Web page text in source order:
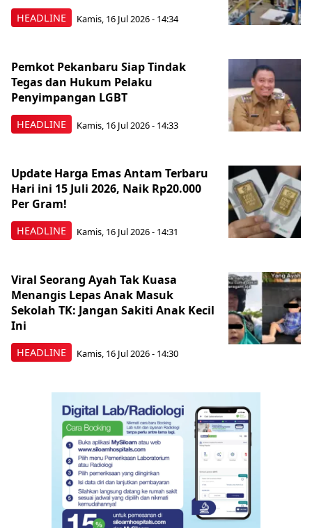
HEADLINE Kamis, 16 Jul 2026 - 14:34
HEADLINE
Pemkot Pekanbaru Siap Tindak
Tegas dan Hukum Pelaku
Penyimpangan LGBT
Kamis, 16 Jul 2026 - 14:33
HEADLINE
Update Harga Emas Antam Terbaru
Hari ini 15 Juli 2026, Naik Rp20.000
Per Gram!
Kamis, 16 Jul 2026 - 14:31
HEADLINE
Viral Seorang Ayah Tak Kuasa
Menangis Lepas Anak Masuk
Sekolah TK: Jangan Sakiti Anak Kecil
Ini
Kamis, 16 Jul 2026 - 14:30